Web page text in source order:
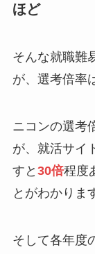
ほど
そんな就職難
が、選考倍率
ニコンの選考
が、就活サイ
すと 30倍程度
とがわかりま
そして各年度